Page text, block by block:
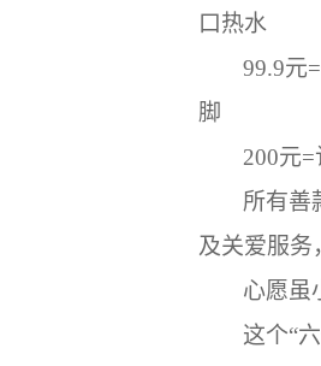
口热水
99.9元=
脚
200元=
所有善
及关爱服务
心愿虽
这个“